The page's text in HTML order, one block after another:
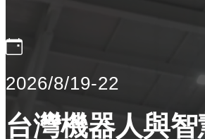
2026/8/19-22
台灣機器人與